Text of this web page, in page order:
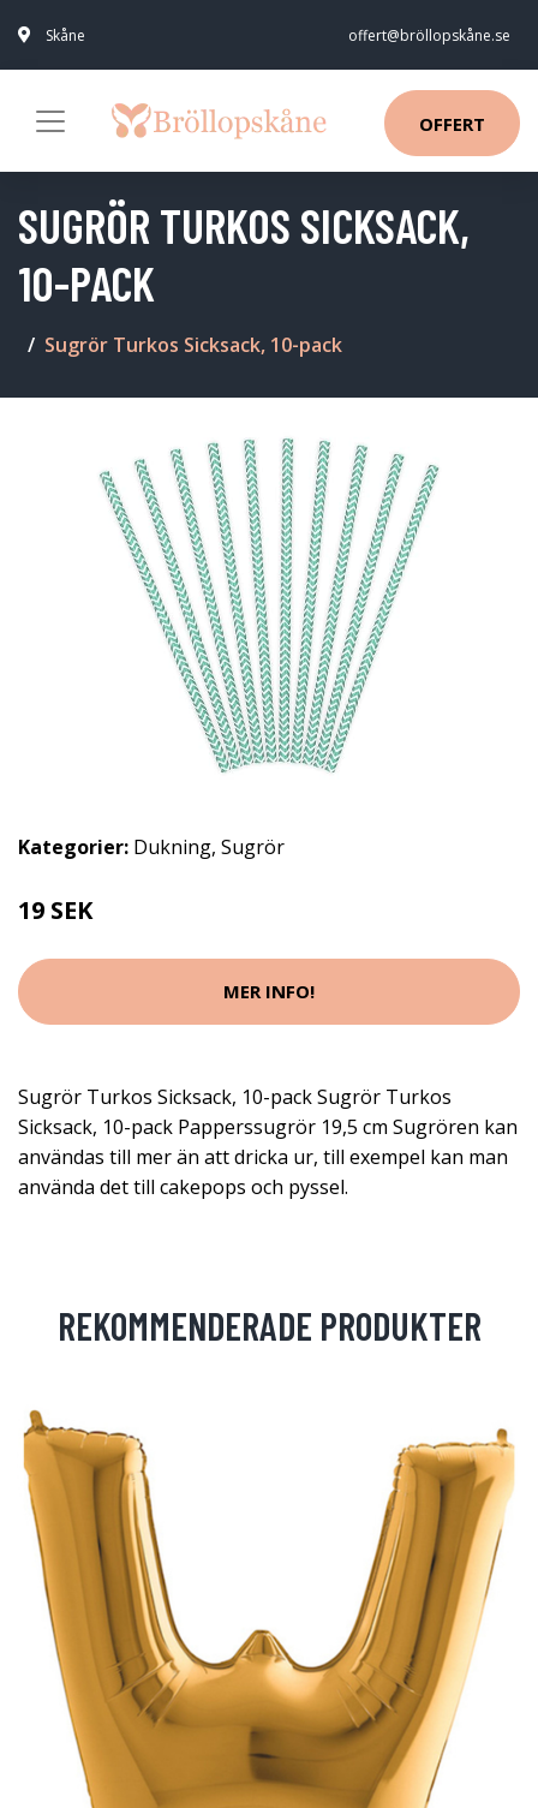
Skåne offert@bröllopskåne.se
OFFERT
SUGRÖR TURKOS SICKSACK,
10-PACK
Sugrör Turkos Sicksack, 10-pack
Kategorier: Dukning, Sugrör
19 SEK
MER INFO!
Sugrör Turkos Sicksack, 10-pack Sugrör Turkos
Sicksack, 10-pack Papperssugrör 19,5 cm Sugrören kan
användas till mer än att dricka ur, till exempel kan man
använda det till cakepops och pyssel.
REKOMMENDERADE PRODUKTER